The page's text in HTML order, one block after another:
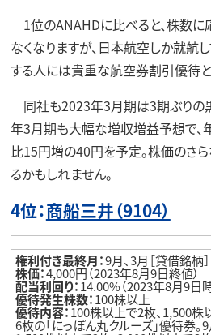
1位のANAHDに比べると、株数に
なくなりますが、日本航空しか就航
する人には貴重な航空券割引優待と
同社も2023年3月期は3期ぶりの
年3月期も大幅な増収増益予想で
比15円増の40円を予定。株価のさ
るかもしれません。
4位：商船三井（9104）
権利付き最終月：9月、3月［貸借銘柄］
株価：4,000円（2023年8月9日終値）
配当利回り：14.00%（2023年8月9日
優待発生株数：100株以上
優待内容：100株以上で2枚、1,500株
6枚の「にっぽん丸クルーズ」優待券。